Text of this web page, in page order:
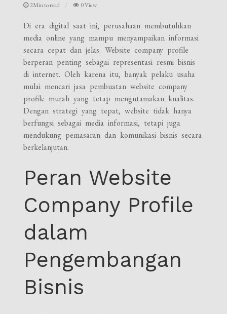
2Min to read 0 View
Di era digital saat ini, perusahaan membutuhkan
media online yang mampu menyampaikan informasi
secara cepat dan jelas. Website company profile
berperan penting sebagai representasi resmi bisnis
di internet. Oleh karena itu, banyak pelaku usaha
mulai mencari jasa pembuatan website company
profile murah yang tetap mengutamakan kualitas.
Dengan strategi yang tepat, website tidak hanya
berfungsi sebagai media informasi, tetapi juga
mendukung pemasaran dan komunikasi bisnis secara
berkelanjutan.
Peran Website
Company Profile
dalam
Pengembangan
Bisnis